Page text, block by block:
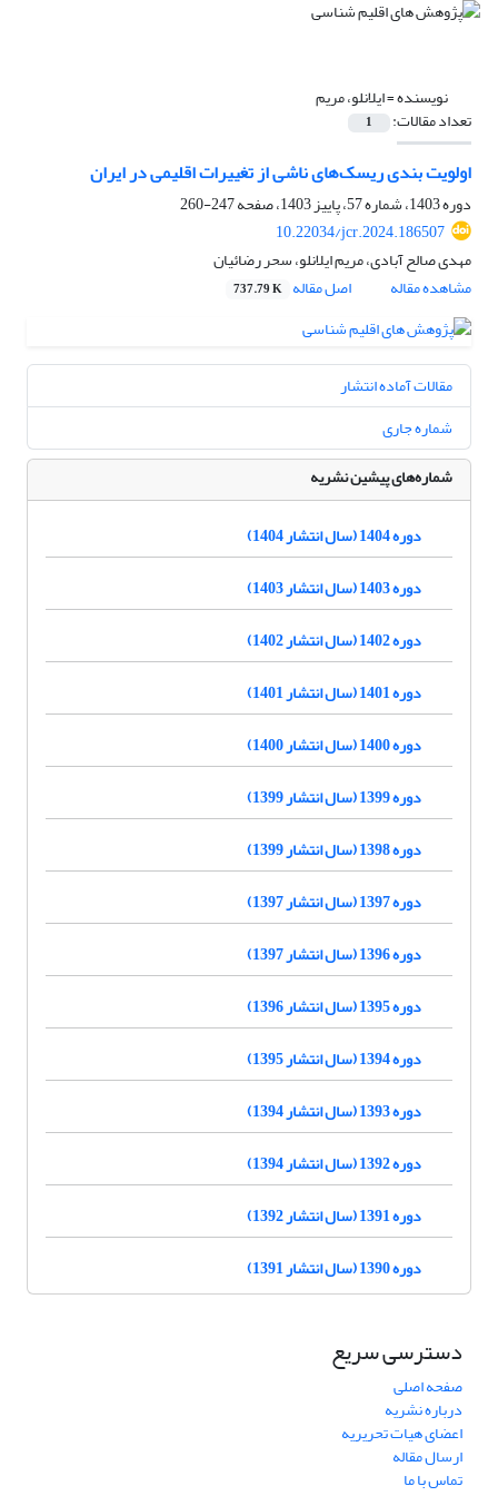
نویسنده =ایلانلو، مریم
تعداد مقالات: 1
اولویت بندی ریسک‌های ناشی از تغییرات اقلیمی در ایران
دوره 1403، شماره 57، پاییز 1403، صفحه
247-260
10.22034/jcr.2024.186507
مهدی صالح آبادی، مریم ایلانلو، سحر رضائیان
مشاهده مقاله
اصل مقاله 737.79 K
مقالات آماده انتشار
شماره جاری
شماره‌های پیشین نشریه
دوره 1404 (سال انتشار 1404)
دوره 1403 (سال انتشار 1403)
دوره 1402 (سال انتشار 1402)
دوره 1401 (سال انتشار 1401)
دوره 1400 (سال انتشار 1400)
دوره 1399 (سال انتشار 1399)
دوره 1398 (سال انتشار 1399)
دوره 1397 (سال انتشار 1397)
دوره 1396 (سال انتشار 1397)
دوره 1395 (سال انتشار 1396)
دوره 1394 (سال انتشار 1395)
دوره 1393 (سال انتشار 1394)
دوره 1392 (سال انتشار 1394)
دوره 1391 (سال انتشار 1392)
دوره 1390 (سال انتشار 1391)
دسترسی سریع
صفحه اصلی
درباره نشریه
اعضای هیات تحریریه
ارسال مقاله
تماس با ما